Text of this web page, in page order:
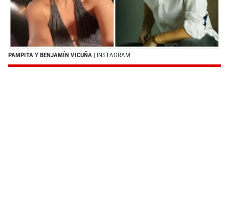
PAMPITA Y BENJAMÍN VICUÑA | INSTAGRAM